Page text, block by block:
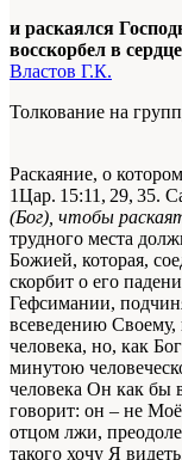
и раскаялся
восскорбел в
Властов Г.К.
Толкование на
Раскаяние, о
1Цар. 15:11, 29, 35.
(Бог), чтобы
трудного места
Божией, которая,
скорбит о его
Гефсимании,
всеведению Своему,
человека, но, как
минутою
человека Он как бы
говорит: он – не Моё
отцом лжи,
такого хочу Я